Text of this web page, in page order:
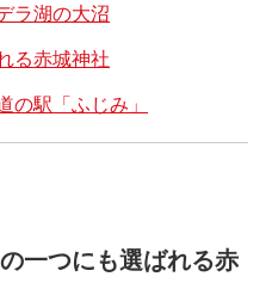
ラ湖の大沼
る赤城神社
の駅「ふじみ」
一つにも選ばれる赤